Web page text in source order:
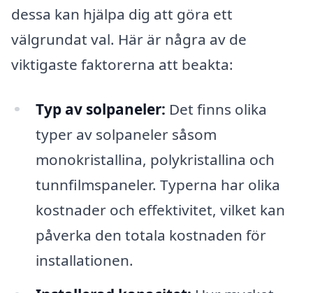
dessa kan hjälpa dig att göra ett
välgrundat val. Här är några av de
viktigaste faktorerna att beakta:
Typ av solpaneler: Det finns olika
typer av solpaneler såsom
monokristallina, polykristallina och
tunnfilmspaneler. Typerna har olika
kostnader och effektivitet, vilket kan
påverka den totala kostnaden för
installationen.